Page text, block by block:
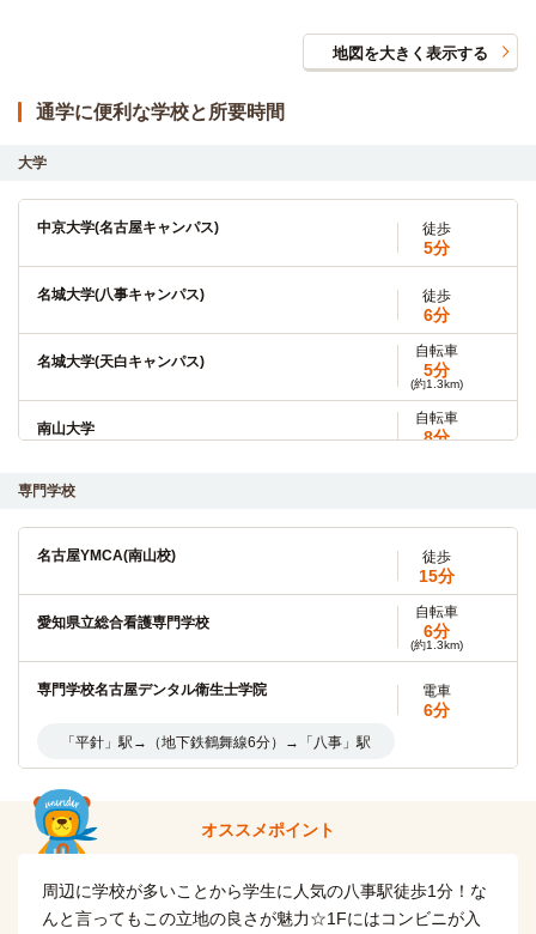
地図を大きく表示する
通学に便利な学校と所要時間
大学
中京大学(名古屋キャンパス) 徒歩
5分
名城大学(八事キャンパス) 徒歩
6分
名城大学(天白キャンパス)
自転車
5分
(約1.3km)
南山大学
自転車
8分
名古屋葵大学（旧称：名古屋女子大学）(汐路学舎)
名古屋大学(東山キャンパス)
自転車
11分
(約2.4km)
名古屋市立大学(田辺通キャンパス)
自転車
9分
(約2.0km)
中京大学(大学院) 徒歩
4分
徒歩
名古屋市立大学(大学院（田辺通キャンパス）)
名古屋市立大学(桜山（川澄）キャンパス)
自転車
(約2.8km)
専門学校
名古屋YMCA(南山校) 徒歩
15分
愛知県立総合看護専門学校
自転車
6分
(約1.3km)
専門学校名古屋デンタル衛生士学院 電車
6分
「平針」駅→（地下鉄鶴舞線6分）→「八事」駅
オススメポイント
周辺に学校が多いことから学生に人気の八事駅徒歩1分！な
んと言ってもこの立地の良さが魅力☆1Fにはコンビニが入